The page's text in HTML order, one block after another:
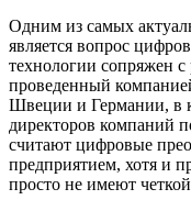
Одним из самых
является вопрос
технологии сопряжен
проведенный
Швеции и Германии, в
директоров компаний
считают цифровые
предприятием, хотя и
просто не имеют